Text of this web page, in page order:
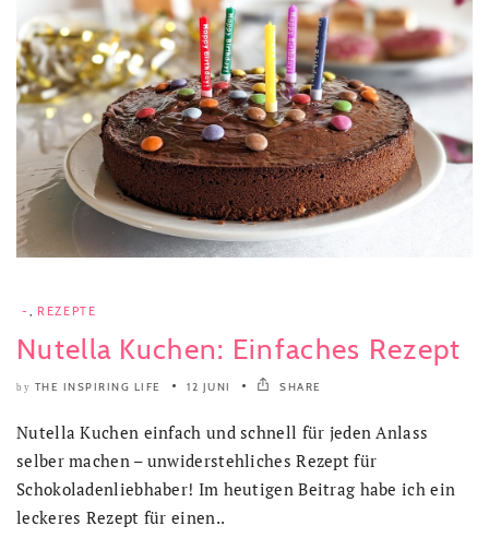
- , REZEPTE
Nutella Kuchen: Einfaches Rezept
by THE INSPIRING LIFE 12 JUNI SHARE
Nutella Kuchen einfach und schnell für jeden Anlass
selber machen – unwiderstehliches Rezept für
Schokoladenliebhaber! Im heutigen Beitrag habe ich ein
leckeres Rezept für einen..